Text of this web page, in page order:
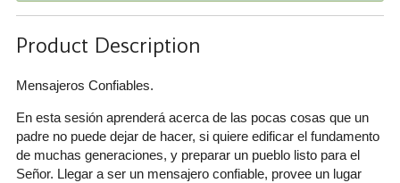
Product Description
Mensajeros Confiables.
En esta sesión aprenderá acerca de las pocas cosas que un
padre no puede dejar de hacer, si quiere edificar el fundamento
de muchas generaciones, y preparar un pueblo listo para el
Señor. Llegar a ser un mensajero confiable, provee un lugar